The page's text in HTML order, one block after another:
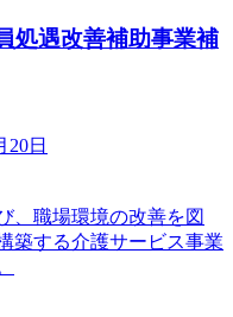
処遇改善補助事業補
20日
、職場環境の改善を図
築する介護サービス事業